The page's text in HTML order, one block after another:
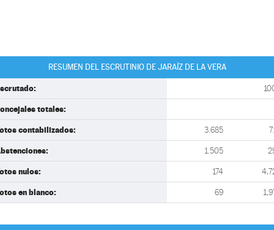
RESUMEN DEL ESCRUTINIO DE JARAÍZ DE LA VERA
totales:
contabilizados: 3.685
1.505
nulos: 174
en blanco: 69